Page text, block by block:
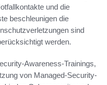
und die
beschleunigen die
sind
werden.
Awareness-Trainings,
von Managed-Security-